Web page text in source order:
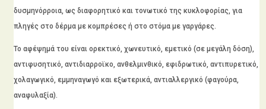
δυσμηνόρροια, ως διαφορητικό και τονωτικό της κυκλοφορίας, για
πληγές στο δέρμα με κομπρέσες ή στο στόμα με γαργάρες.
Το αφέψημά του είναι ορεκτικό, χωνευτικό, εμετικό (σε μεγάλη δόση),
αντιφυσητικό, αντιδιαρροϊκο, ανθελμινθικό, εφιδρωτικό, αντιπυρετικό,
χολαγωγικό, εμμηναγωγό και εξωτερικά, αντιαλλεργικό (φαγούρα,
αναφυλαξία).